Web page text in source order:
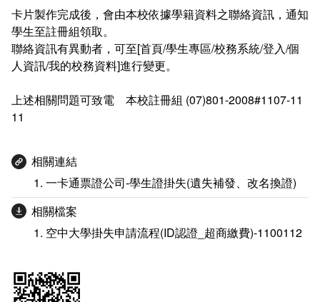
圖書館
會計室
人事室
教師意見信箱
諮詢信箱
諮詢信箱進度查詢
卡片製作完成後，會由本校依據學籍資料之聯絡資訊，通知
學生至註冊組領取。
聯絡資訊有異動者，可至[首頁/學生專區/校務系統/登入/個
人資訊/我的校務資料]進行變更。
上述相關問題可致電 本校註冊組 (07)801-2008#1107-11
11
相關連結
一卡通票證公司-學生證掛失(遺失補發、改名換證)
相關檔案
空中大學掛失申請流程(ID認證_超商繳費)-1100112